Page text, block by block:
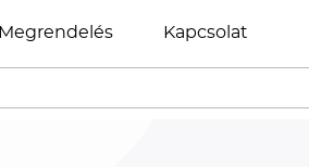
Megrendelés Kapcsolat